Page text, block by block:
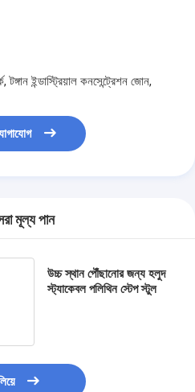
ইন্ডাস্ট্রিয়াল কনসেন্ট্রেশন জোন,
মূল্য পান
উচ্চ স্থান পৌঁছানোর জন্য হলুদ
স্ট্যাকেবল পলিথিন স্টেপ স্টুল